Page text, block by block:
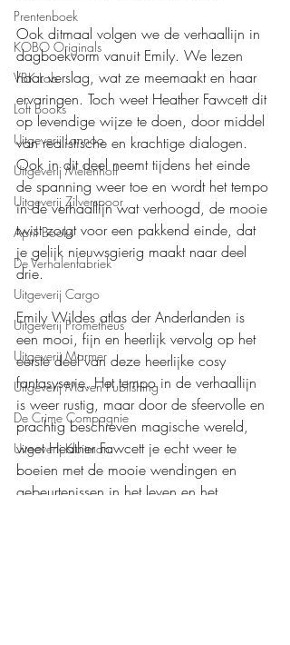
Prentenboek
KOBO Originals
VBK Lab
Loft Books
Uitgeverij Lannoo
Uitgeverij Melenhoff
Uitgeverij Zilverspoor
April Books
De Verhalenfabriek
Uitgeverij Cargo
Uitgeverij Prometheus
Uitgeverij Marmer
Uitgeverij Maven Publishing
De Crime Compagnie
Uitgeverij Kluitman
Ook ditmaal volgen we de verhaallijn in
dagboekvorm vanuit Emily. We lezen
haar verslag, wat ze meemaakt en haar
ervaringen. Toch weet Heather Fawcett dit
op levendige wijze te doen, door middel
van realistische en krachtige dialogen.
Ook in dit deel neemt tijdens het einde
de spanning weer toe en wordt het tempo
in de verhaallijn wat verhoogd, de mooie
twist zorgt voor een pakkend einde, dat
je gelijk nieuwsgierig maakt naar deel
drie.
Emily Wildes atlas der Anderlanden is
een mooi, fijn en heerlijk vervolg op het
eerste deel van deze heerlijke cosy
fantasyserie. Het tempo in de verhaallijn
is weer rustig, maar door de sfeervolle en
prachtig beschreven magische wereld,
weet Heather Fawcett je echt weer te
boeien met de mooie wendingen en
gebeurtenissen in het leven en het